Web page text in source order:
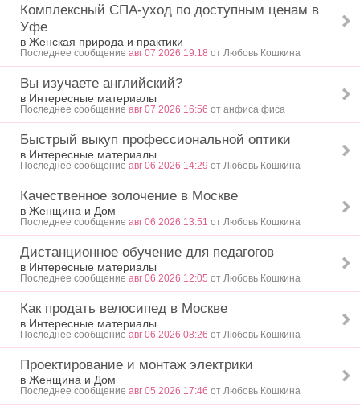
Комплексный СПА-уход по доступным ценам в
Уфе
в Женская природа и практики
Последнее сообщение авг 07 2026 19:18 от Любовь Кошкина
Вы изучаете английский?
в Интересные материалы
Последнее сообщение авг 07 2026 16:56 от анфиса фиса
Быстрый выкуп профессиональной оптики
в Интересные материалы
Последнее сообщение авг 06 2026 14:29 от Любовь Кошкина
Качественное золочение в Москве
в Женщина и Дом
Последнее сообщение авг 06 2026 13:51 от Любовь Кошкина
Дистанционное обучение для педагогов
в Интересные материалы
Последнее сообщение авг 06 2026 12:05 от Любовь Кошкина
Как продать велосипед в Москве
в Интересные материалы
Последнее сообщение авг 06 2026 08:26 от Любовь Кошкина
Проектирование и монтаж электрики
в Женщина и Дом
Последнее сообщение авг 05 2026 17:46 от Любовь Кошкина